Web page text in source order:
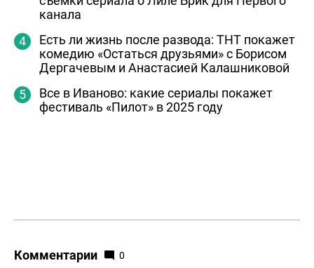
канала
Есть ли жизнь после развода: ТНТ покажет
комедию «Остаться друзьями» с Борисом
Дергачевым и Анастасией Калашниковой
Все в Иваново: какие сериалы покажет
фестиваль «Пилот» в 2025 году
Комментарии 0